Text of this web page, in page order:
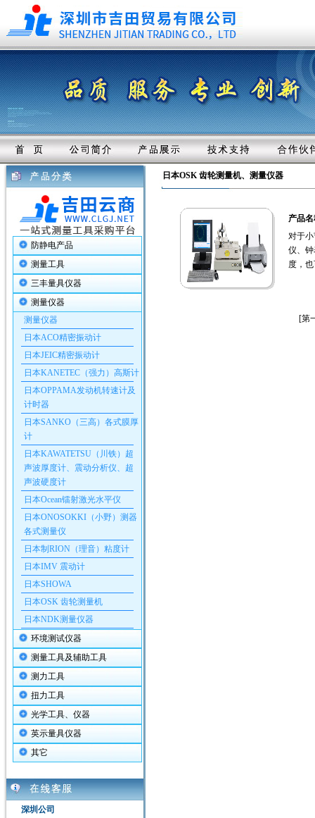
防静电产品
测量工具
三丰量具仪器
测量仪器
测量仪器
日本ACO精密振动计
日本JEIC精密振动计
日本KANETEC（强力）高斯计
日本OPPAMA发动机转速计及
计时器
日本SANKO（三高）各式膜厚
计
日本KAWATETSU（川铁）超
声波厚度计、震动分析仪、超
声波硬度计
日本Ocean镭射激光水平仪
日本ONOSOKKI（小野）测器
各式测量仪
日本制RION（理音）粘度计
日本IMV 震动计
日本SHOWA
日本OSK 齿轮测量机
日本NDK测量仪器
环境测试仪器
测量工具及辅助工具
测力工具
扭力工具
光学工具、仪器
英示量具仪器
其它
深圳公司
日本OSK 齿轮测量机、测量仪器
产品
对于
仪、
度，
[第